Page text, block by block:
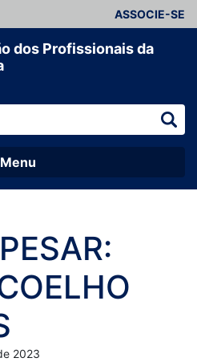
ASSOCIE-SE
dos Profissionais da
Menu
2023